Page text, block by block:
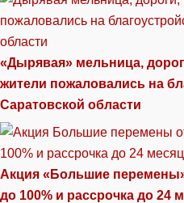
«Дырявая» мельница,
жители пожаловались на
Саратовской области
Акция «Большие
до 100% и рассрочка до 24